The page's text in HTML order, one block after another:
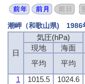
潮岬（和歌山県) 1986
日
気圧(hPa)
現地
海面
平均
平均
1
1015.5 1024.6